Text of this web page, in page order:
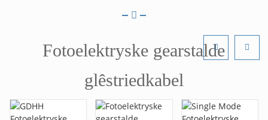
Fotoelektryske gearstalde
glêstriedkabel